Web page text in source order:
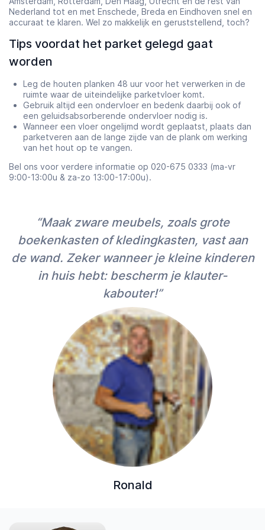
Nederland tot en met Enschede, Breda en Eindhoven snel en
accuraat te klaren. Wel zo makkelijk en geruststellend, toch?
Tips voordat het parket gelegd gaat
worden
Leg de houten planken 48 uur voor het verwerken in de
ruimte waar de uiteindelijke parketvloer komt.
Gebruik altijd een ondervloer en bedenk daarbij ook of
een geluidsabsorberende ondervloer nodig is.
Wanneer een vloer ongelijmd wordt geplaatst, plaats dan
parketveren aan de lange zijde van de plank om werking
van het hout op te vangen.
Bel ons voor verdere informatie op 020-675 0333 (ma-vr
9:00-13:00u & za-zo 13:00-17:00u).
“Maak zware meubels, zoals grote
boekenkasten of kledingkasten, vast aan
de wand. Zeker wanneer je kleine kinderen
in huis hebt: bescherm je klauter-
kabouter!”
Ronald